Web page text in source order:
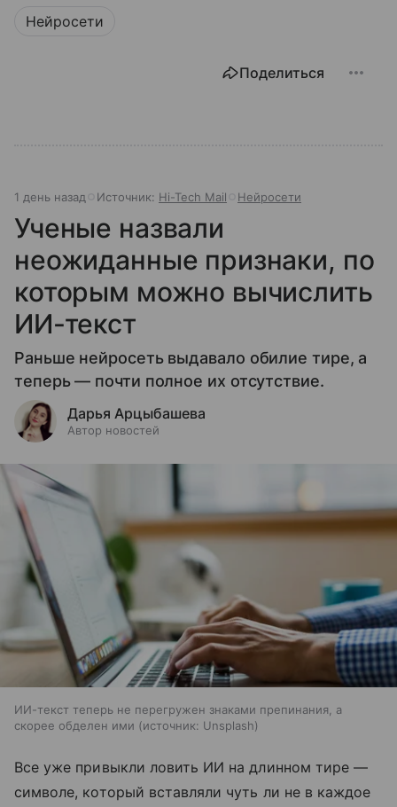
Нейросети
Поделиться
1 день назад Источник: Hi-Tech Mail Нейросети
Ученые назвали
неожиданные признаки, по
которым можно вычислить
ИИ-текст
Раньше нейросеть выдавало обилие тире, а
теперь — почти полное их отсутствие.
Дарья Арцыбашева
Автор новостей
ИИ-текст теперь не перегружен знаками препинания, а
скорее обделен ими
источник: Unsplash
Все уже привыкли ловить ИИ на длинном тире —
символе, который вставляли чуть ли не в каждое